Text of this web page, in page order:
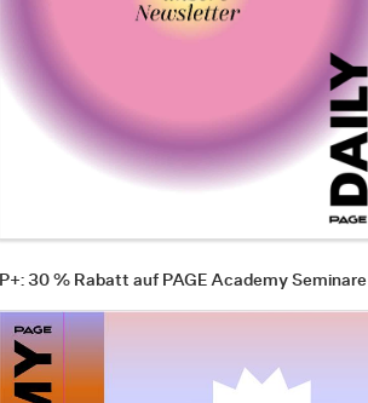
P+: 30 % Rabatt auf PAGE Academy Seminare